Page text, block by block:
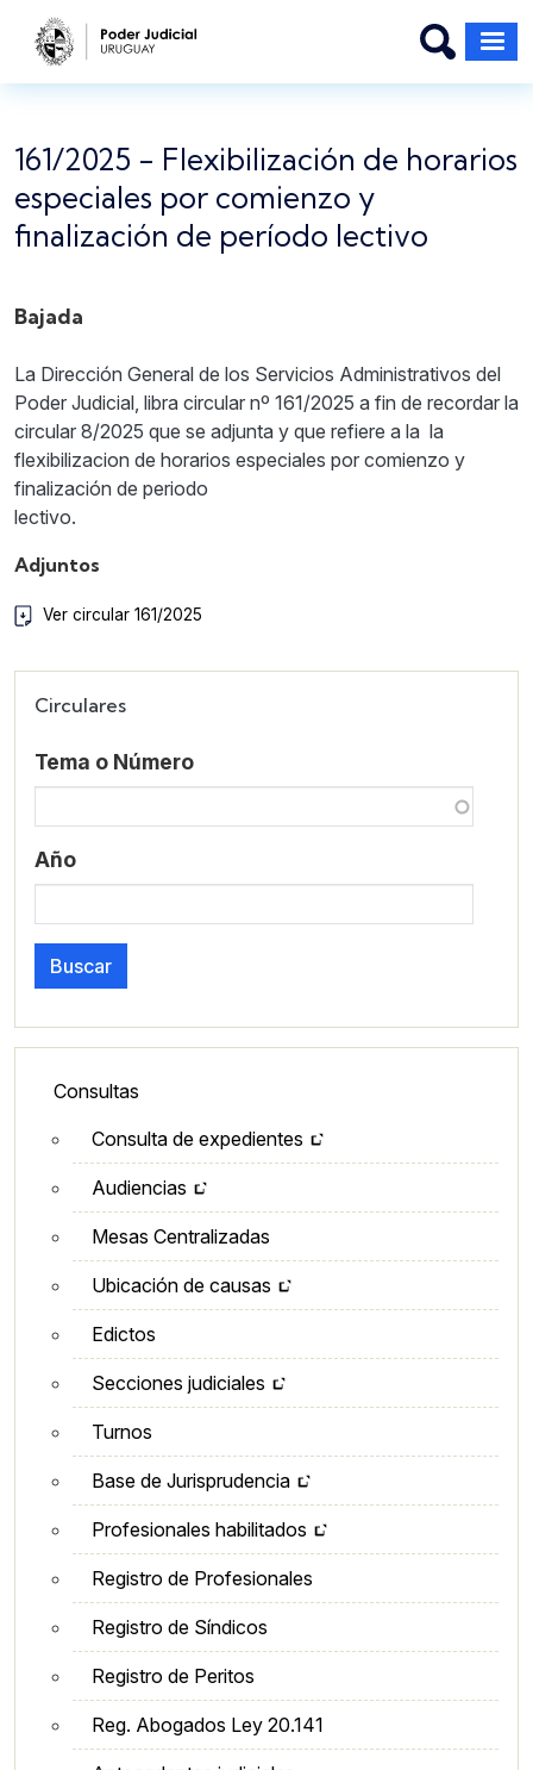
Pasar al contenido principal
161/2025 - Flexibilización de horarios
especiales por comienzo y
finalización de período lectivo
Bajada
La Dirección General de los Servicios Administrativos del
Poder Judicial, libra circular nº 161/2025 a fin de recordar la
circular 8/2025 que se adjunta y que refiere a la la
flexibilizacion de horarios especiales por comienzo y
finalización de periodo
lectivo.
Adjuntos
Ver circular 161/2025
Circulares
Tema o Número
Año
Buscar
Lateral - Menú secundario
Consultas
Consulta de expedientes
Audiencias
Mesas Centralizadas
Ubicación de causas
Edictos
Secciones judiciales
Turnos
Base de Jurisprudencia
Profesionales habilitados
Registro de Profesionales
Registro de Síndicos
Registro de Peritos
Reg. Abogados Ley 20.141